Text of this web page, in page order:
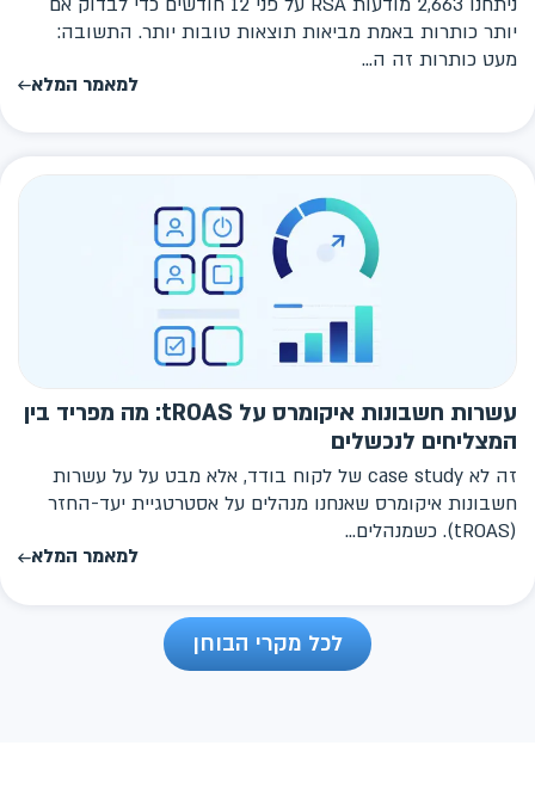
יותר כותרות באמת מביאות תוצאות טובות יותר. התשובה:
מעט כותרות זה ה...
למאמר המלא
עשרות חשבונות איקומרס על tROAS: מה מפריד בין
המצליחים לנכשלים
זה לא case study של לקוח בודד, אלא מבט על על עשרות
חשבונות איקומרס שאנחנו מנהלים על אסטרטגיית יעד-החזר
למאמר המלא
לכל מקרי הבוחן